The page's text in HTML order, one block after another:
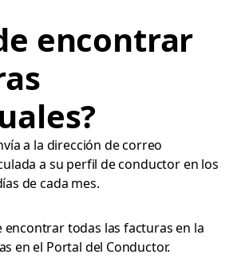
encontrar
a la dirección de correo
a su perfil de conductor en los
de cada mes.
encontrar todas las facturas en la
en el Portal del Conductor.